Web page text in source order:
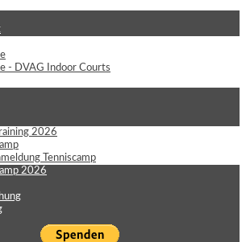
- DVAG Indoor Courts
2026
Tenniscamp
2026